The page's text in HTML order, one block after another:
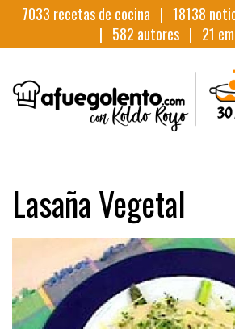
7033 recetas de cocina | 18138
| 582 autores | 21
Lasaña Vegetal